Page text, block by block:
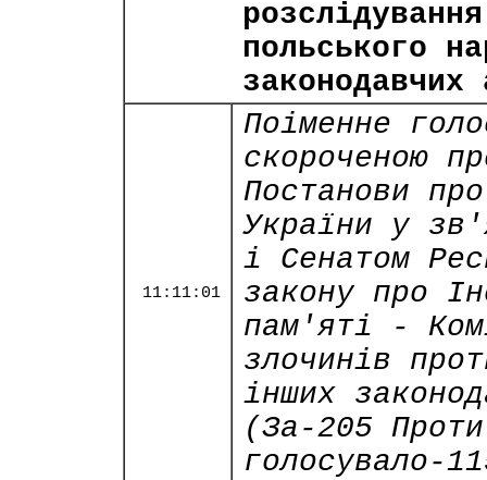
польського
законодавчих
11:11:01
Поіменне
скороченою
Постанови
України у
і Сенатом
закону про
пам'яті -
злочинів
інших
(За-205
голосувало-